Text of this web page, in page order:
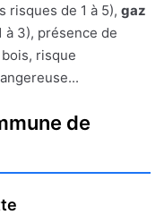
risques de 1 à 5), gaz
à 3), présence de
risque
de